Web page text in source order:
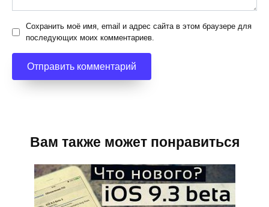
Сохранить моё имя, email и адрес сайта в этом браузере для
последующих моих комментариев.
Вам также может понравиться